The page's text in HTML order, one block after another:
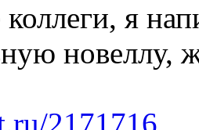
я
новеллу,